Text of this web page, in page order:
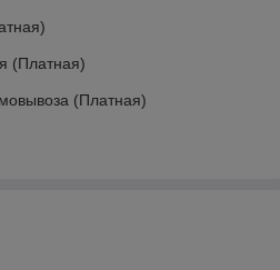
(Платная)
(Платная)